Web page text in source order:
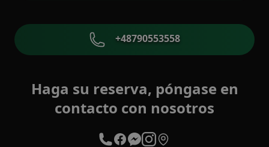
+48790553558
Haga su reserva, póngase en
contacto con nosotros